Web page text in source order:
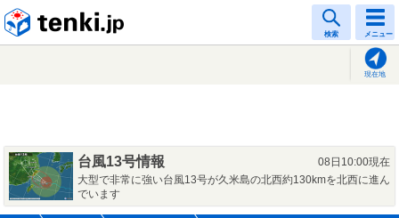
検索 メニュー
現在地
台風13号情報
08日10:00現在
大型で非常に強い台風13号が久米島の北西約130kmを北西に進ん
でいます